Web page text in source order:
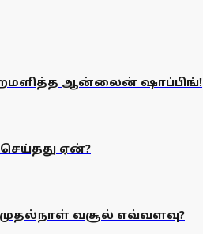
ஆன்லைன் ஷாப்பிங்!
ஏன்?
முதல்நாள் வசூல் எவ்வளவு?